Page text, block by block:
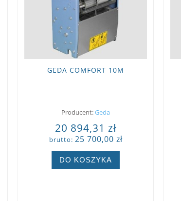
GEDA COMFORT 10M
Producent:Geda
20 894,31 zł
brutto: 25 700,00 zł
DO KOSZYKA